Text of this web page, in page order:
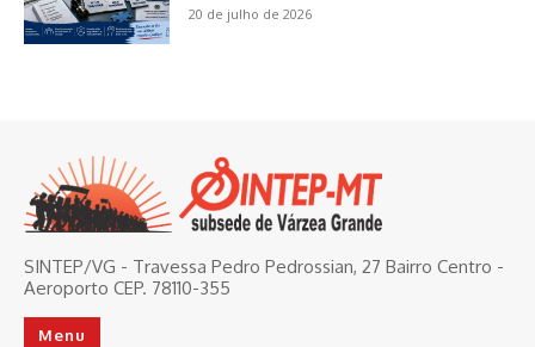
20 de julho de 2026
SINTEP/VG - Travessa Pedro Pedrossian, 27 Bairro Centro -
Aeroporto CEP. 78110-355
Menu